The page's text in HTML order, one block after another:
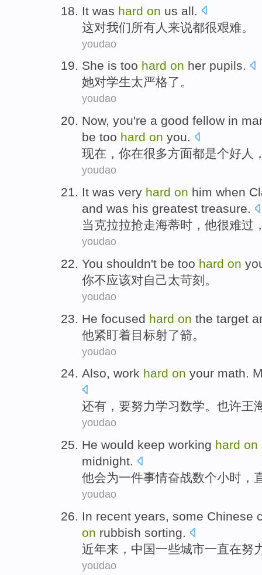
It was hard on us all
这对我们所有 人来说都很艰难。
youdao
She is too hard on her pupils.
她对学生太严格了。
youdao
Now, you're a good fellow in
be too hard on you.
现在 ， 你在很多方面都是个好人
youdao
It was very hard on him when
and was his greatest treasure.
当克拉拉抢走海蒂时， 他很难过
youdao
You shouldn't be too hard on
你不应该对自己太苛刻。
youdao
He focused hard on the target
他紧盯着目标射了箭。
youdao
Also, work hard on your math.
还有，要努力学习数学。也许王
youdao
He would keep working hard on
midnight.
他会为一件事情奋战数个小时，
youdao
In recent years, some Chinese
on rubbish sorting.
近年来，中国一些城市一直在努
youdao